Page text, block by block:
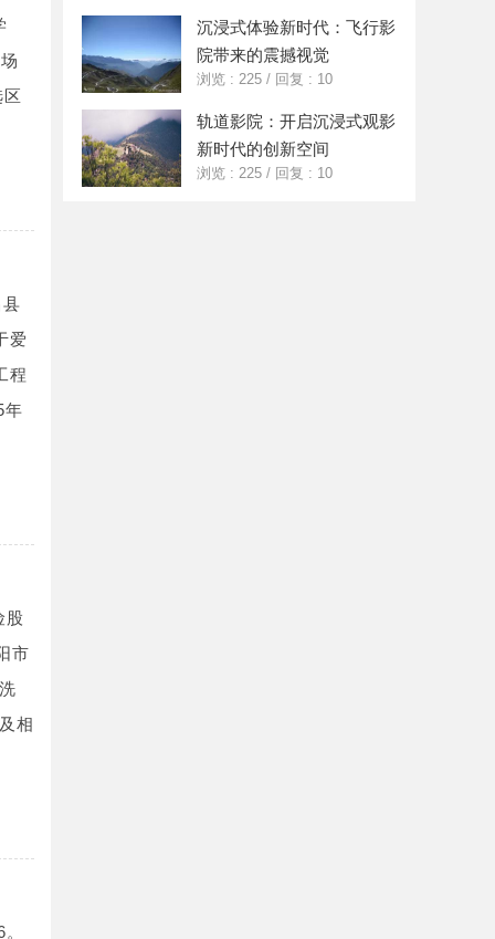
爱
程
年
股
市
相
沉浸式体验新时代：飞行影
院带来的震撼视觉
浏览 : 225 / 回复 : 10
轨道影院：开启沉浸式观影
新时代的创新空间
浏览 : 225 / 回复 : 10